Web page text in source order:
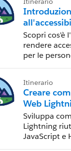
Web
Scopri cos'è
rendere
per le
Itinerario
Creare
Web
Sviluppa
Lightning
JavaScript e